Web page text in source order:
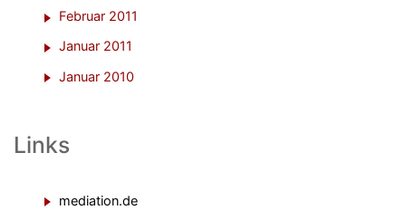
Februar 2011
Januar 2011
Januar 2010
Links
mediation.de